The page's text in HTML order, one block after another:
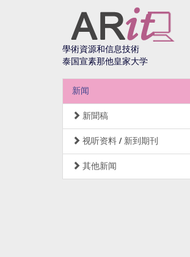
學術資源和信息技術
泰国宣素那他皇家大学
新闻
新聞稿
视听资料 / 新到期刊
其他新闻